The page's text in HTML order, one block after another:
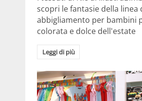
scopri le fantasie della linea
abbigliamento per bambini
colorata e dolce dell'estate
Leggi di più